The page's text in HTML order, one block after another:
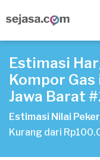
Estimasi
Kompor
Jawa Barat
Estimasi Nilai
Kurang dari